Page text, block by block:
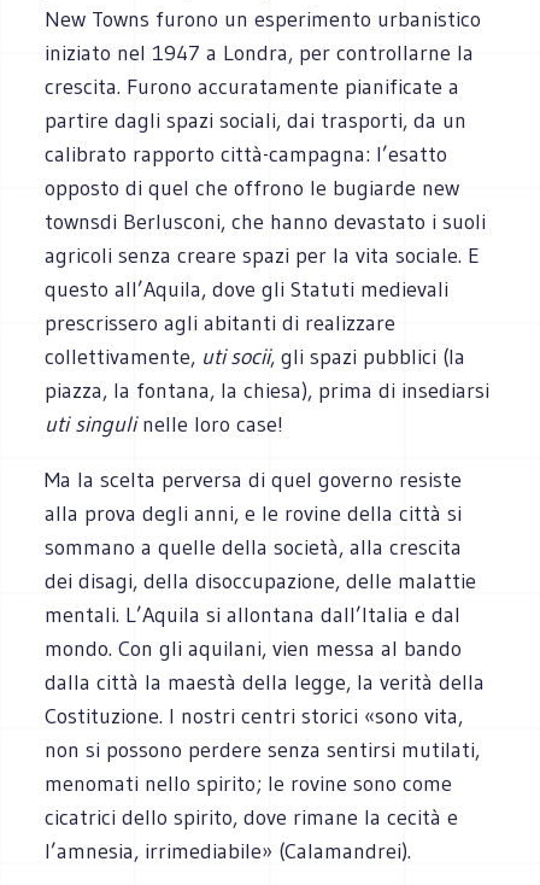
New Towns furono un esperimento urbanistico
iniziato nel 1947 a Londra, per controllarne la
crescita. Furono accuratamente pianificate a
partire dagli spazi sociali, dai trasporti, da un
calibrato rapporto città-campagna: l’esatto
opposto di quel che offrono le bugiarde new
townsdi Berlusconi, che hanno devastato i suoli
agricoli senza creare spazi per la vita sociale. E
questo all’Aquila, dove gli Statuti medievali
prescrissero agli abitanti di realizzare
collettivamente, uti socii, gli spazi pubblici (la
piazza, la fontana, la chiesa), prima di insediarsi
uti singulinelle loro case!
Ma la scelta perversa di quel governo resiste
alla prova degli anni, e le rovine della città si
sommano a quelle della società, alla crescita
dei disagi, della disoccupazione, delle malattie
mentali. L’Aquila si allontana dall’Italia e dal
mondo. Con gli aquilani, vien messa al bando
dalla città la maestà della legge, la verità della
Costituzione. I nostri centri storici «sono vita,
non si possono perdere senza sentirsi mutilati,
menomati nello spirito; le rovine sono come
cicatrici dello spirito, dove rimane la cecità e
l’amnesia, irrimediabile» (Calamandrei).